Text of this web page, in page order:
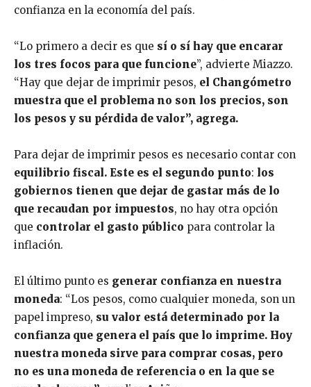
confianza en la economía del país.
“Lo primero a decir es que sí o sí hay que encarar
los tres focos para que funcione”, advierte Miazzo.
“Hay que dejar de imprimir pesos, el Changómetro
muestra que el problema no son los precios, son
los pesos y su pérdida de valor”, agrega.
Para dejar de imprimir pesos es necesario contar con
equilibrio fiscal. Este es el segundo punto: los
gobiernos tienen que dejar de gastar más de lo
que recaudan por impuestos, no hay otra opción
que controlar el gasto público para controlar la
inflación.
El último punto es generar confianza en nuestra
moneda: “Los pesos, como cualquier moneda, son un
papel impreso, su valor está determinado por la
confianza que genera el país que lo imprime. Hoy
nuestra moneda sirve para comprar cosas, pero
no es una moneda de referencia o en la que se